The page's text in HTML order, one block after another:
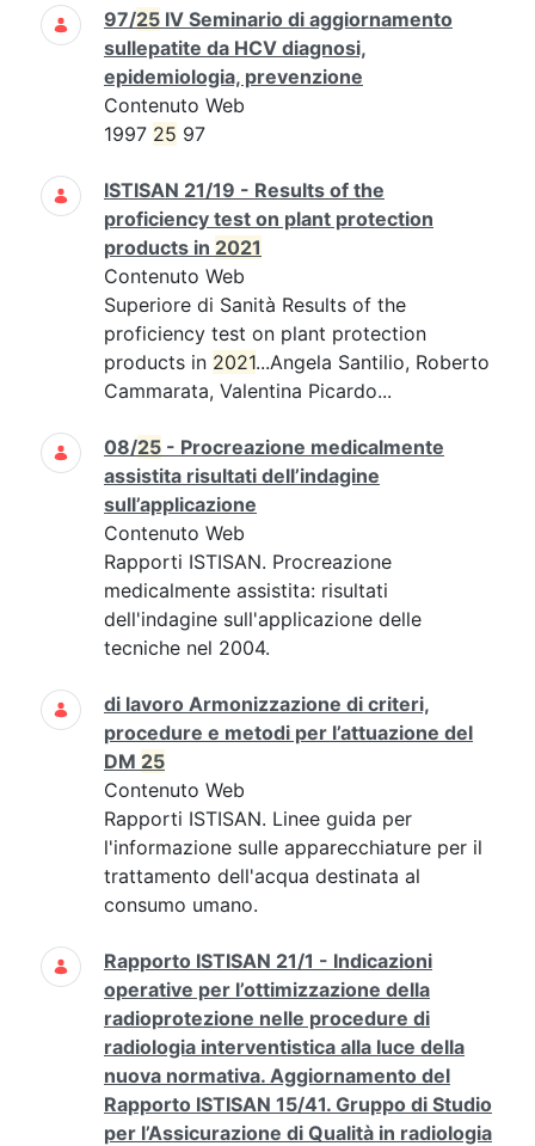
97/25 IV Seminario di aggiornamento
sullepatite da HCV diagnosi,
epidemiologia, prevenzione
Contenuto Web
1997 25 97
ISTISAN 21/19 - Results of the
proficiency test on plant protection
products in 2021
Contenuto Web
Superiore di Sanità Results of the
proficiency test on plant protection
products in 2021...Angela Santilio, Roberto
Cammarata, Valentina Picardo...
08/25 - Procreazione medicalmente
assistita risultati dell’indagine
sull’applicazione
Contenuto Web
Rapporti ISTISAN. Procreazione
medicalmente assistita: risultati
dell'indagine sull'applicazione delle
tecniche nel 2004.
di lavoro Armonizzazione di criteri,
procedure e metodi per l’attuazione del
DM 25
Contenuto Web
Rapporti ISTISAN. Linee guida per
l'informazione sulle apparecchiature per il
trattamento dell'acqua destinata al
consumo umano.
Rapporto ISTISAN 21/1 - Indicazioni
operative per l’ottimizzazione della
radioprotezione nelle procedure di
radiologia interventistica alla luce della
nuova normativa. Aggiornamento del
Rapporto ISTISAN 15/41. Gruppo di Studio
per l’Assicurazione di Qualità in radiologia